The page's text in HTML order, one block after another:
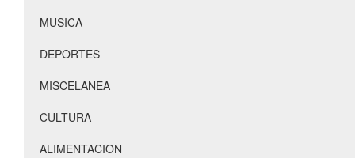
MUSICA
DEPORTES
MISCELANEA
CULTURA
ALIMENTACION